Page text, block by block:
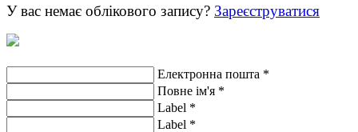
У вас немає облікового запису? Зареєструватися
Електронна пошта *
Повне ім'я *
Label *
Label *